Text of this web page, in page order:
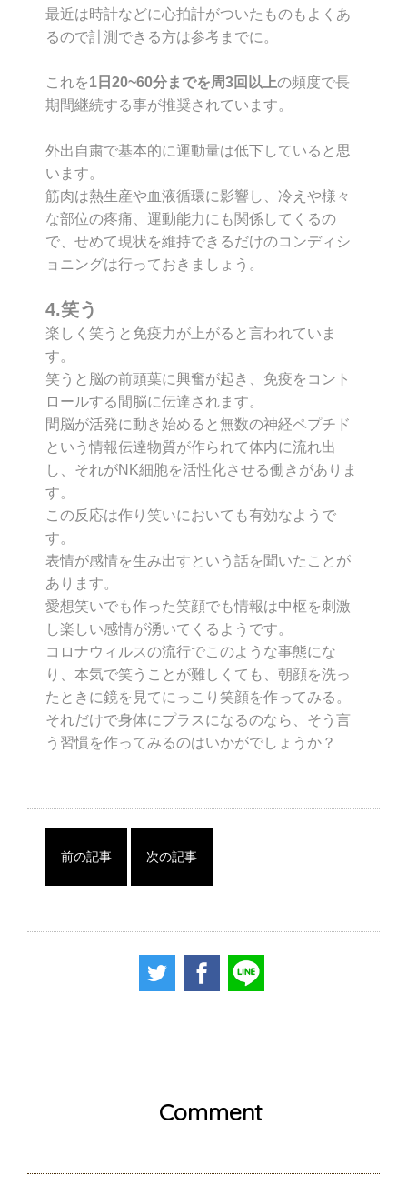
最近は時計などに心拍計がついたものもよくあ
るので計測できる方は参考までに。
これを1日20~60分までを周3回以上の頻度で長
期間継続する事が推奨されています。
外出自粛で基本的に運動量は低下していると思
います。
筋肉は熱生産や血液循環に影響し、冷えや様々
な部位の疼痛、運動能力にも関係してくるの
で、せめて現状を維持できるだけのコンディシ
ョニングは行っておきましょう。
4.笑う
楽しく笑うと免疫力が上がると言われていま
す。
笑うと脳の前頭葉に興奮が起き、免疫をコント
ロールする間脳に伝達されます。
間脳が活発に動き始めると無数の神経ペプチド
という情報伝達物質が作られて体内に流れ出
し、それがNK細胞を活性化させる働きがありま
す。
この反応は作り笑いにおいても有効なようで
す。
表情が感情を生み出すという話を聞いたことが
あります。
愛想笑いでも作った笑顔でも情報は中枢を刺激
し楽しい感情が湧いてくるようです。
コロナウィルスの流行でこのような事態にな
り、本気で笑うことが難しくても、朝顔を洗っ
たときに鏡を見てにっこり笑顔を作ってみる。
それだけで身体にプラスになるのなら、そう言
う習慣を作ってみるのはいかがでしょうか？
前の記事 次の記事
Comment